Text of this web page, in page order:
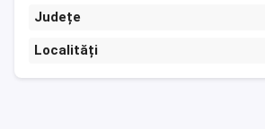
Județe
Localități